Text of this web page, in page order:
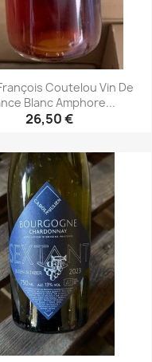
Coutelou Vin De
Blanc Amphore...
26,50 €